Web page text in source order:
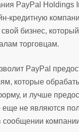
PayPal Holdings
кредитную
бизнес,
торговцам.
PayPal
которые
и лучше
не являются
сообщении